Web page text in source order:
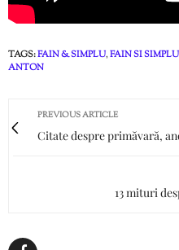
TAGS:FAIN & SIMPLU,FAIN SI SIMPLU
ANTON
PREVIOUS ARTICLE
Citate despre primăvară,
13 mituri